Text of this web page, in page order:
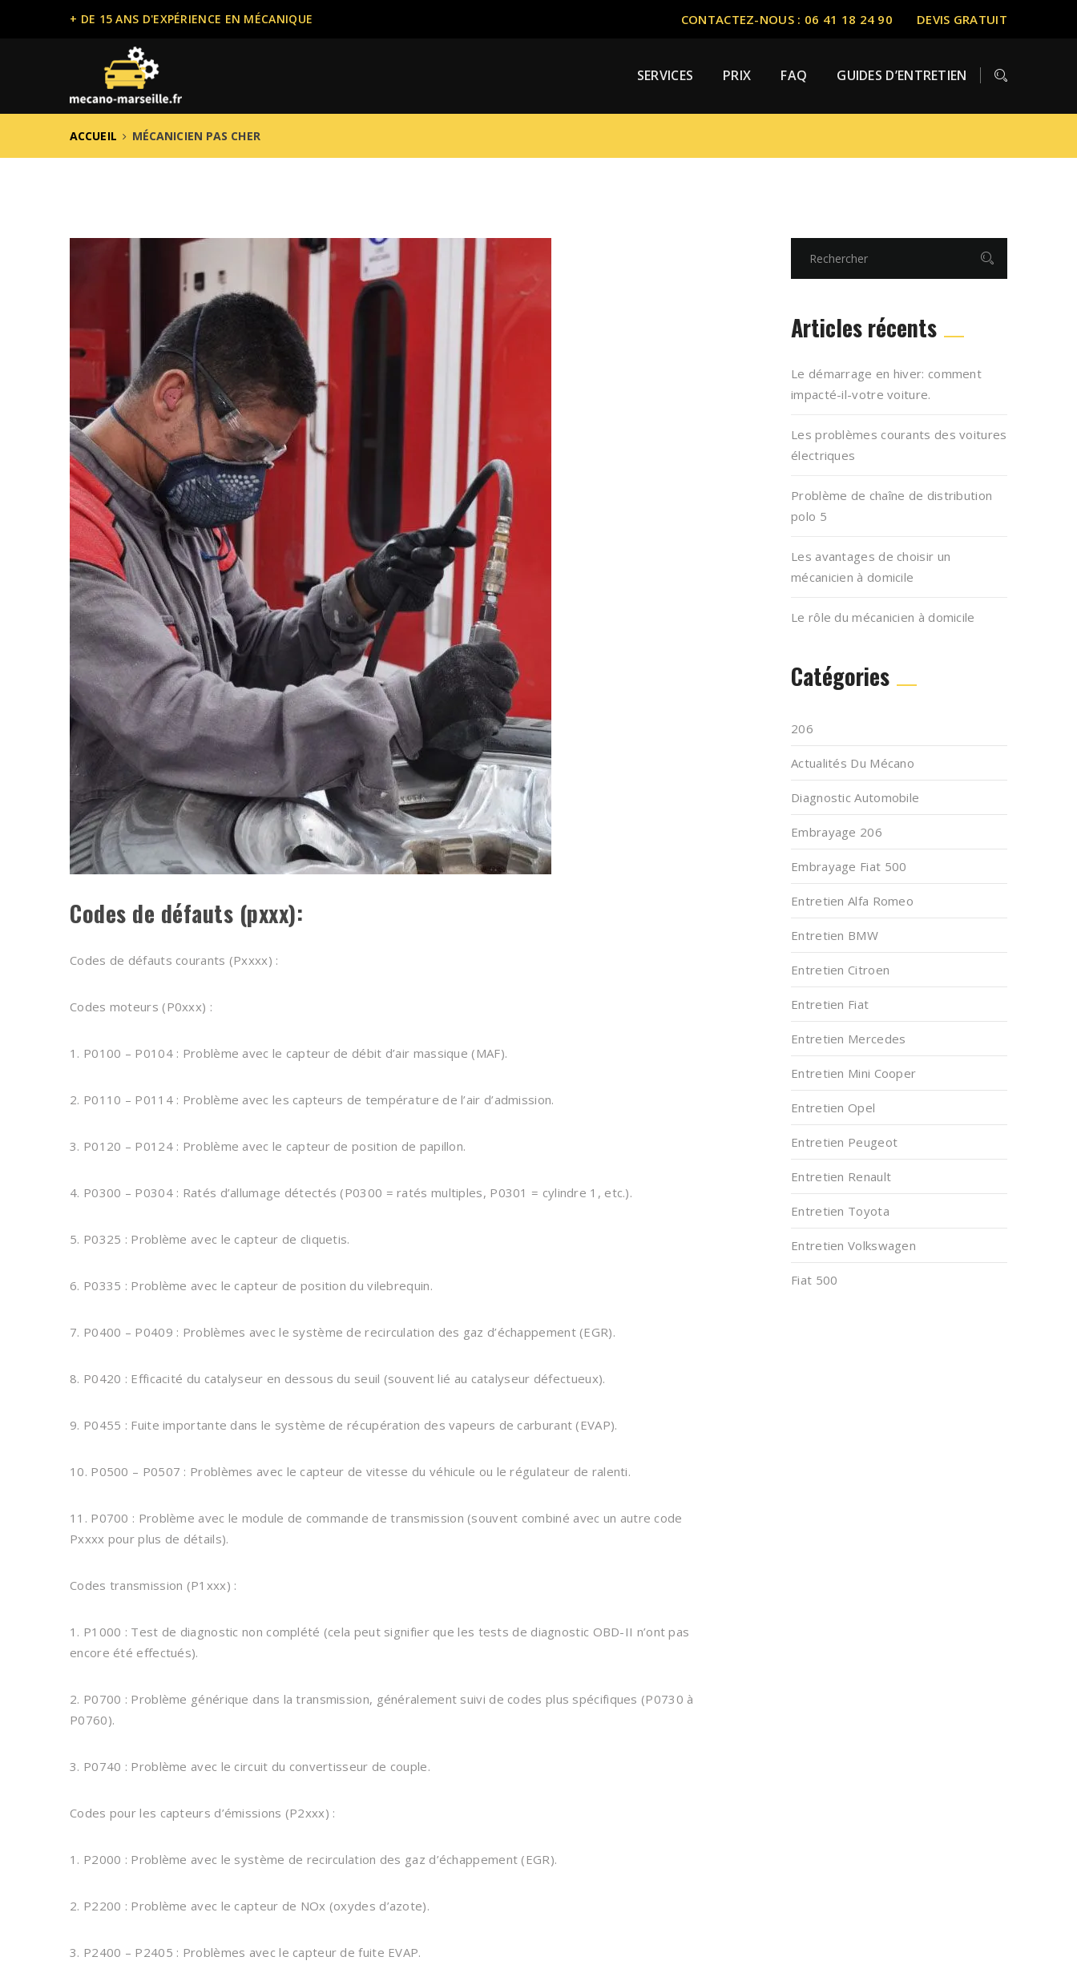
+ DE 15 ANS D'EXPÉRIENCE EN MÉCANIQUE CONTACTEZ-NOUS : 06 41 18 24 90 DEVIS GRATUIT
SERVICES PRIX FAQ GUIDES D’ENTRETIEN
ACCUEIL MÉCANICIEN PAS CHER
Codes de défauts (pxxx):
Codes de défauts courants (Pxxxx) :
Codes moteurs (P0xxx) :
1. P0100 – P0104 : Problème avec le capteur de débit d’air massique (MAF).
2. P0110 – P0114 : Problème avec les capteurs de température de l’air d’admission.
3. P0120 – P0124 : Problème avec le capteur de position de papillon.
4. P0300 – P0304 : Ratés d’allumage détectés (P0300 = ratés multiples, P0301 = cylindre 1, etc.).
5. P0325 : Problème avec le capteur de cliquetis.
6. P0335 : Problème avec le capteur de position du vilebrequin.
7. P0400 – P0409 : Problèmes avec le système de recirculation des gaz d’échappement (EGR).
8. P0420 : Efficacité du catalyseur en dessous du seuil (souvent lié au catalyseur défectueux).
9. P0455 : Fuite importante dans le système de récupération des vapeurs de carburant (EVAP).
10. P0500 – P0507 : Problèmes avec le capteur de vitesse du véhicule ou le régulateur de ralenti.
11. P0700 : Problème avec le module de commande de transmission (souvent combiné avec un autre code
Pxxxx pour plus de détails).
Codes transmission (P1xxx) :
1. P1000 : Test de diagnostic non complété (cela peut signifier que les tests de diagnostic OBD-II n’ont pas
encore été effectués).
2. P0700 : Problème générique dans la transmission, généralement suivi de codes plus spécifiques (P0730 à
P0760).
3. P0740 : Problème avec le circuit du convertisseur de couple.
Codes pour les capteurs d’émissions (P2xxx) :
1. P2000 : Problème avec le système de recirculation des gaz d’échappement (EGR).
2. P2200 : Problème avec le capteur de NOx (oxydes d’azote).
3. P2400 – P2405 : Problèmes avec le capteur de fuite EVAP.
Articles récents
Le démarrage en hiver: comment
impacté-il-votre voiture.
Les problèmes courants des voitures
électriques
Problème de chaîne de distribution
polo 5
Les avantages de choisir un
mécanicien à domicile
Le rôle du mécanicien à domicile
Catégories
206
Actualités Du Mécano
Diagnostic Automobile
Embrayage 206
Embrayage Fiat 500
Entretien Alfa Romeo
Entretien BMW
Entretien Citroen
Entretien Fiat
Entretien Mercedes
Entretien Mini Cooper
Entretien Opel
Entretien Peugeot
Entretien Renault
Entretien Toyota
Entretien Volkswagen
Fiat 500